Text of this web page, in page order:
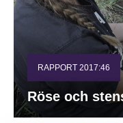
RAPPORT 2017:46
Röse och